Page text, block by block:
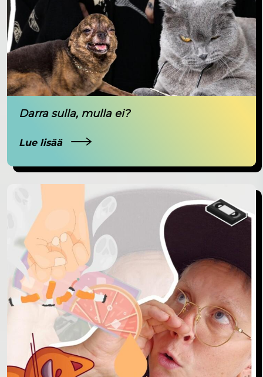
Darra sulla, mulla ei?
Lue lisää